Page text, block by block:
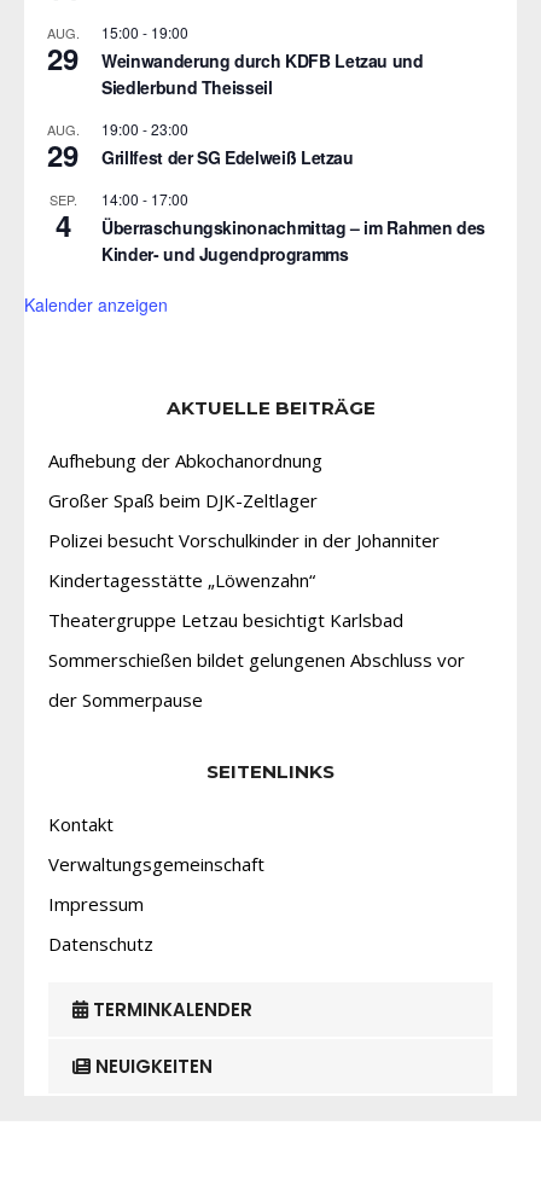
AUG.
29
15:00 - 19:00
Weinwanderung durch KDFB Letzau und
Siedlerbund Theisseil
AUG.
29
19:00 -23:00
Grillfest der SG Edelweiß Letzau
SEP.
4
14:00 - 17:00
Überraschungskinonachmittag – im Rahmen des
Kinder- und Jugendprogramms
Kalender anzeigen
AKTUELLE BEITRÄGE
Aufhebung der Abkochanordnung
Großer Spaß beim DJK-Zeltlager
Polizei besucht Vorschulkinder in der Johanniter
Kindertagesstätte „Löwenzahn“
Theatergruppe Letzau besichtigt Karlsbad
Sommerschießen bildet gelungenen Abschluss vor
der Sommerpause
SEITENLINKS
Kontakt
Verwaltungsgemeinschaft
Impressum
Datenschutz
TERMINKALENDER
NEUIGKEITEN